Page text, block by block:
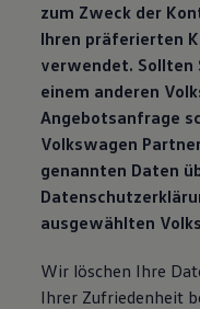
zum Zweck der
Ihren präferierten
verwendet. Sollten
einem anderen
Angebotsanfrage
Volkswagen
genannten Daten
ausgewählten
Wir löschen Ihre
Ihrer Zufriedenheit